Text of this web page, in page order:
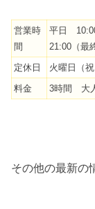
営業時
間
平日
21:00（最
定休日
火曜日（
料金
3時間 大
その他の最新の